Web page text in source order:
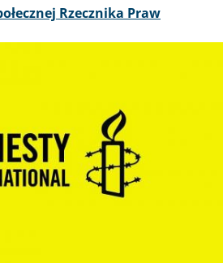
Rzecznika Praw